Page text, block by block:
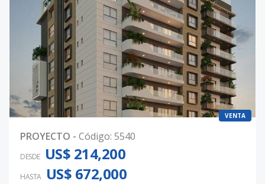
VENTA
PROYECTO - Código: 5540
DESDE US$ 214,200
HASTA US$ 672,000